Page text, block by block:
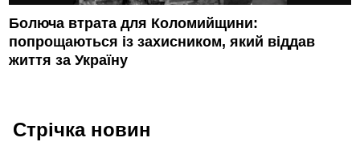
Болюча втрата для Коломийщини:
попрощаються із захисником, який віддав
життя за Україну
Стрічка новин